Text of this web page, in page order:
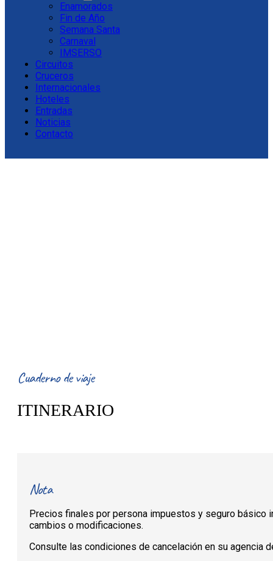
Enamorados
Fin de Año
Semana Santa
Carnaval
IMSERSO
Circuitos
Cruceros
Internacionales
Hoteles
Entradas
Noticias
Contacto
Cuaderno de viaje
ITINERARIO
Nota
Precios finales por persona impuestos y seguro básico
cambios o modificaciones.
Consulte las condiciones de cancelación en su agencia